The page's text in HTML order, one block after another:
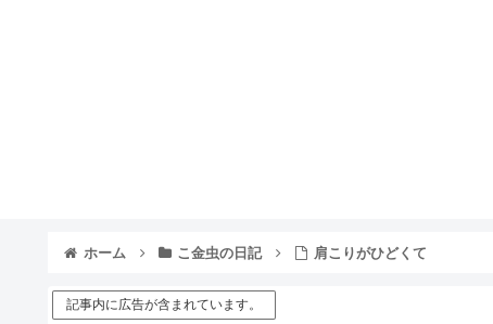
ホーム こ金虫の日記 肩こりがひどくて
記事内に広告が含まれています。